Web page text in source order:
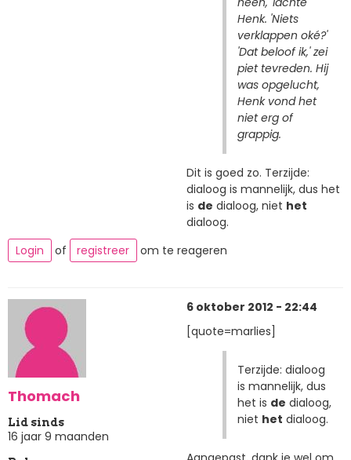
Henk. 'Niets
verklappen oké?'
'Dat beloof ik,' zei
piet tevreden. Hij
was opgelucht,
Henk vond het
niet erg of
grappig.
Dit is goed zo. Terzijde:
dialoog is mannelijk, dus het
is de dialoog, niet het
dialoog.
Login
of registreer om te reageren
Thomach
Lid sinds
16 jaar 9 maanden
6 oktober 2012 - 22:44
[quote=marlies]
Terzijde: dialoog
is mannelijk, dus
het is de dialoog,
niet het dialoog.